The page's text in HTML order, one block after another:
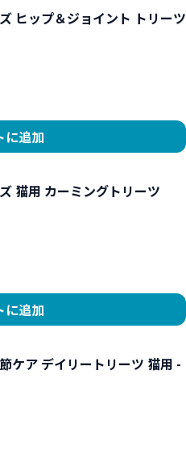
ヒップ＆ジョイント トリーツ
に追加
猫用 カーミングトリーツ
に追加
ケア デイリートリーツ 猫用 -